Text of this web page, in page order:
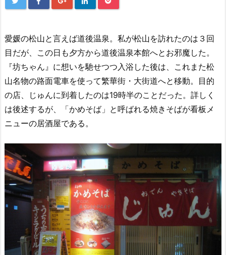
愛媛の松山と言えば道後温泉。私が松山を訪れたのは３回
目だが、この日も夕方から道後温泉本館へとお邪魔した。
『坊ちゃん』に想いを馳せつつ入浴した後は、これまた松
山名物の路面電車を使って繁華街・大街道へと移動。目的
の店、じゅんに到着したのは19時半のことだった。詳しく
は後述するが、「かめそば」と呼ばれる焼きそばが看板メ
ニューの居酒屋である。